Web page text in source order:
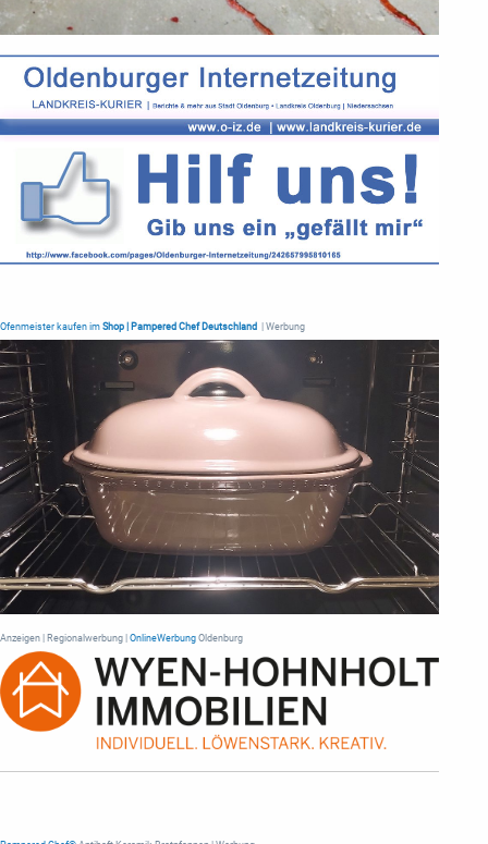
Ofenmeister kaufen im Shop | Pampered Chef Deutschland | Werbung
Anzeigen | Regionalwerbung | OnlineWerbung Oldenburg